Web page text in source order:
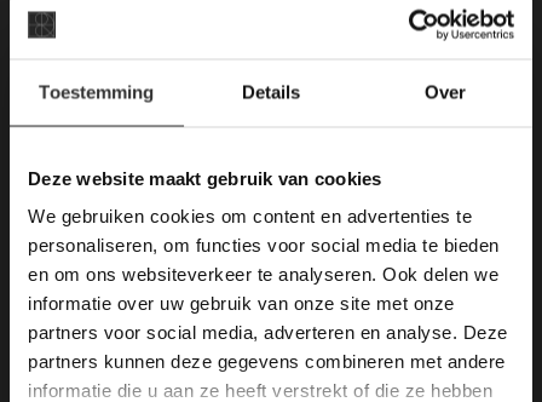
Toestemming Details Over
Deze website maakt gebruik van cookies
We gebruiken cookies om content en advertenties te
personaliseren, om functies voor social media te bieden
en om ons websiteverkeer te analyseren. Ook delen we
informatie over uw gebruik van onze site met onze
partners voor social media, adverteren en analyse. Deze
partners kunnen deze gegevens combineren met andere
informatie die u aan ze heeft verstrekt of die ze hebben
Merken Glasmozaïek
Deze website maakt
gebruik van cookies.
This Cookie Banner was deleted and is no
longer working. Please contact the website
administrator.
Deze website gebruikt cookies om de
gebruikerservaring te verbeteren. Door
gebruik te maken van onze website geeft u
toestemming voor alle cookies in
overeenstemming met ons cookiebeleid.Lees
verder